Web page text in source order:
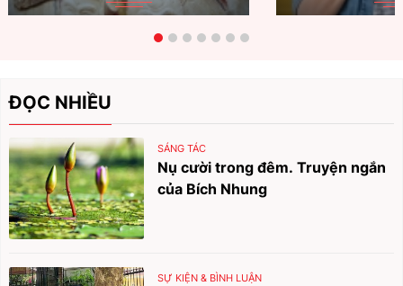
ĐỌC NHIỀU
SÁNG TÁC
Nụ cười trong đêm. Truyện ngắn
của Bích Nhung
SỰ KIỆN & BÌNH LUẬN